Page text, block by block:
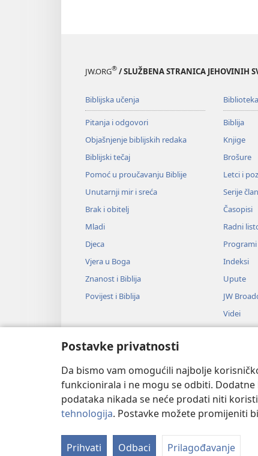
Postavke privatnosti
Da bismo vam omogućili najbolje
funkcionirala i ne mogu se odbiti.
podataka nikada se neće prodati niti
tehnologija. Postavke možete promijeniti
Prihvati Odbaci Prilagođavanje
JW.ORG® / SLUŽBENA STRANICA JEHOVINIH
Biblijska učenja
Pitanja i odgovori
Objašnjenje biblijskih redaka
Biblijski tečaj
Pomoć u proučavanju Biblije
Unutarnji mir i sreća
Brak i obitelj
Mladi
Djeca
Vjera u Boga
Znanost i Biblija
Povijest i Biblija
Biblioteka
Biblija
Knjige
Brošure
Letci i
Serije
Časopisi
Radni
Programi
Indeksi
Upute
JW
Videi
Glazba
Copyright© 2026 Watch Tower